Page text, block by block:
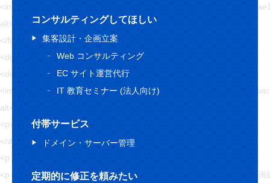
コンサルティングしてほしい
集客設計・企画立案
Web コンサルティング
EC サイト運営代行
IT 教育セミナー (法人向け)
付帯サービス
ドメイン・サーバー管理
定期的に修正を頼みたい
<img src="https://hajimecreate.com/wp-content/uploads/2021/09/
alt="絵画ってどうみるの？ -西洋絵画編-" loading="lazy">
</figure>
<div class="topBlog-item1__content">
<div class="topBlog-item1__icn">
<img src="https://hajimecreate.com/wp-content/uploads/2020/08/
alt="アバター" loading="lazy">
<p>ハリネズミ</p>
</div>
<p class="fz18 mt12 blue1 fw6">2021/09/16 (木)</p>
<p class="fz18 mt8 fw6 lh15 sfz16">絵画ってどうみるの？ -西洋絵画